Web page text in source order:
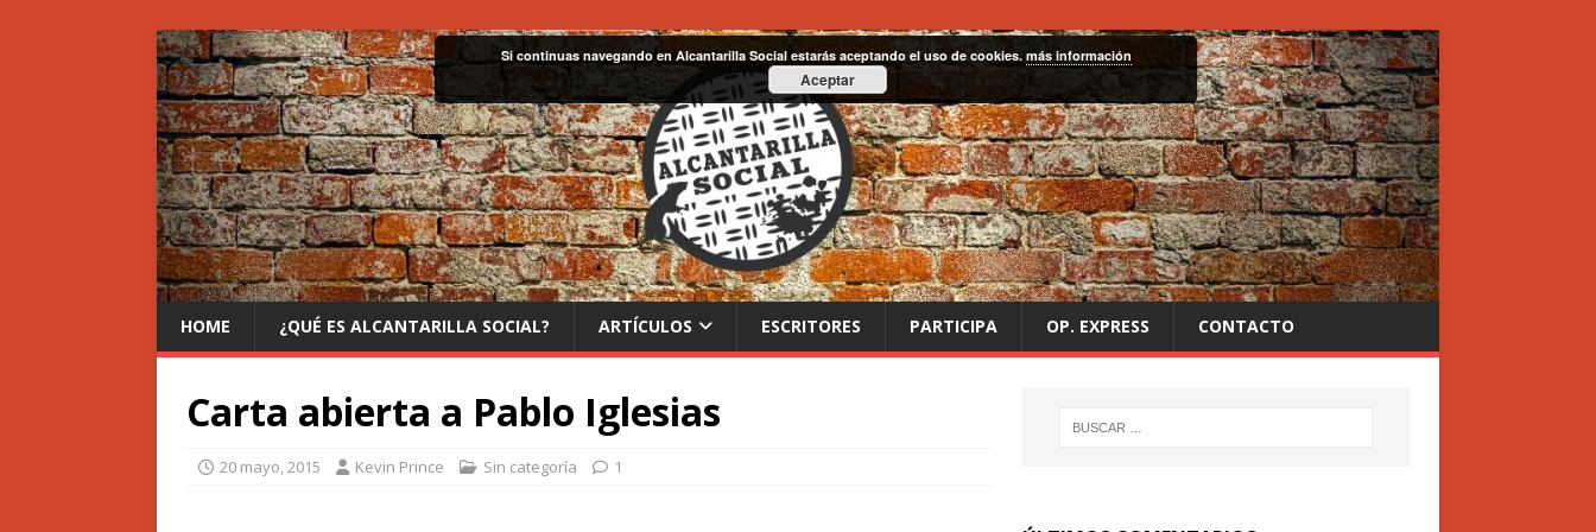
HOME ¿QUÉ ES ALCANTARILLA SOCIAL? ARTÍCULOS ESCRITORES PARTICIPA OP. EXPRESS CONTACTO
Carta abierta a Pablo Iglesias
20 mayo, 2015 Kevin Prince Sin categoría 1
Si continuas navegando en Alcantarilla Social estarás aceptando el uso de cookies. más información
Aceptar